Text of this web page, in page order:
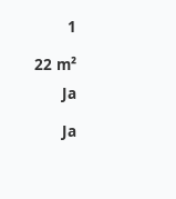
1
22 m²
Ja
Ja